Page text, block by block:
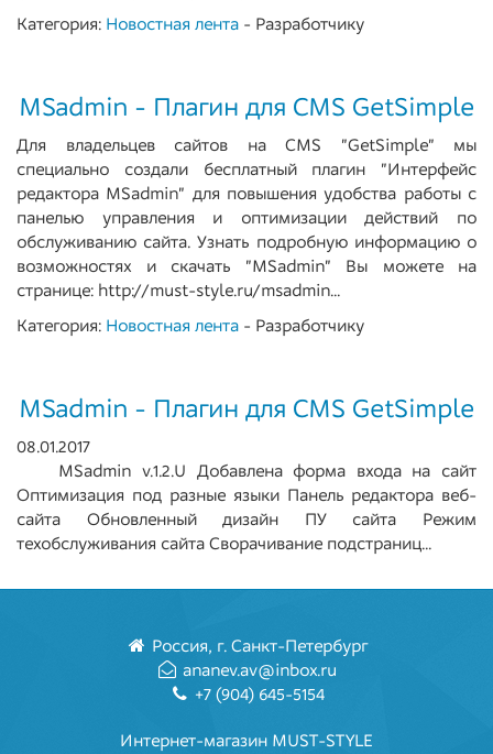
Категория: Новостная лента - Разработчику
MSadmin - Плагин для CMS GetSimple
Для владельцев сайтов на CMS "GetSimple" мы
специально создали бесплатный плагин "Интерфейс
редактора MSadmin" для повышения удобства работы с
панелью управления и оптимизации действий по
обслуживанию сайта. Узнать подробную информацию о
возможностях и скачать "MSadmin" Вы можете на
странице: http://must-style.ru/msadmin...
Категория: Новостная лента - Разработчику
MSadmin - Плагин для CMS GetSimple
08.01.2017
MSadmin v.1.2.U Добавлена форма входа на сайт
Оптимизация под разные языки Панель редактора веб-
сайта Обновленный дизайн ПУ сайта Режим
техобслуживания сайта Сворачивание подстраниц...
Россия, г. Санкт-Петербург
ananev.av@inbox.ru
+7 (904) 645-5154
Интернет-магазин MUST-STYLE